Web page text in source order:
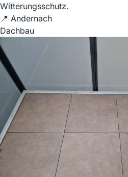
Witterungsschutz.
📍 Andernach
Dachbau